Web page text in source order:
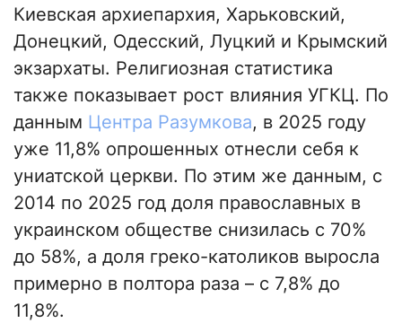
Киевская архиепархия, Харьковский,
Донецкий, Одесский, Луцкий и Крымский
экзархаты. Религиозная статистика
также показывает рост влияния УГКЦ. По
данным Центра Разумкова, в 2025 году
уже 11,8% опрошенных отнесли себя к
униатской церкви. По этим же данным, с
2014 по 2025 год доля православных в
украинском обществе снизилась с 70%
до 58%, а доля греко-католиков выросла
примерно в полтора раза – с 7,8% до
11,8%.